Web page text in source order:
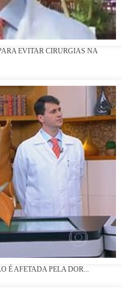
EVITAR CIRURGIAS NA
É AFETADA PELA DOR...